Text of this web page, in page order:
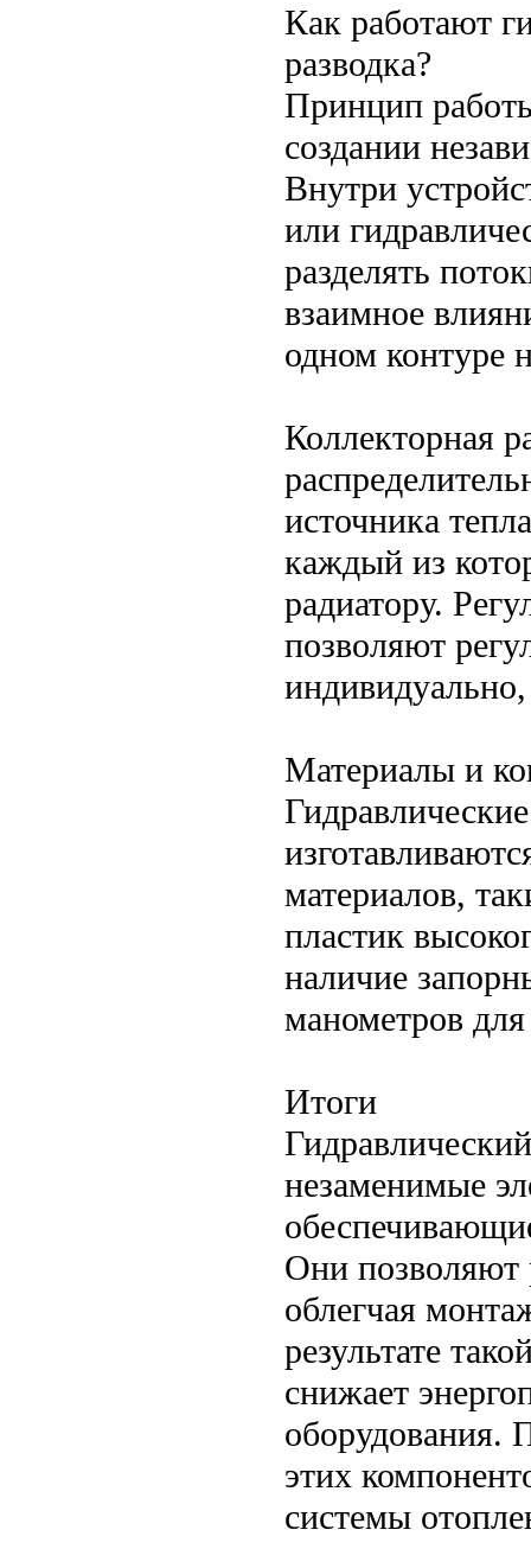
Как работают
разводка?
Принцип
создании
Внутри
или
разделять
взаимное
одном контуре
Коллекторная
источника
каждый из
радиатору.
позволяют
Материалы и
материалов,
пластик
наличие
манометров
Итоги
незаменимые
Они позволяют
облегчая
результате
снижает
оборудования.
этих
системы